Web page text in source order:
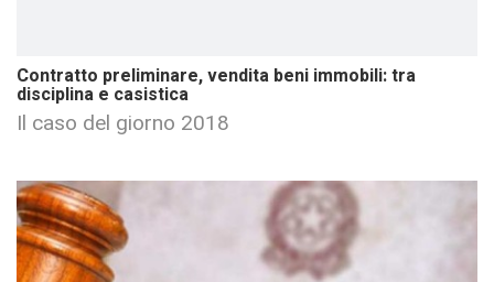
Contratto preliminare, vendita beni immobili: tra
disciplina e casistica
Il caso del giorno 2018